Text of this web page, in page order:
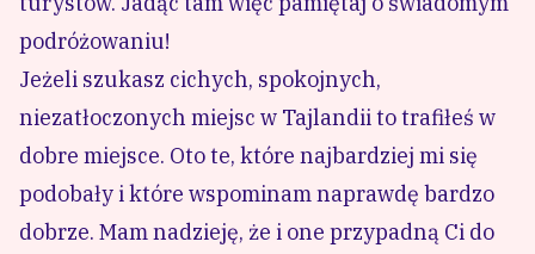
podróżowaniu!
Jeżeli szukasz cichych, spokojnych,
niezatłoczonych miejsc w Tajlandii to trafiłeś w
dobre miejsce. Oto te, które najbardziej mi się
podobały i które wspominam naprawdę bardzo
dobrze. Mam nadzieję, że i one przypadną Ci do